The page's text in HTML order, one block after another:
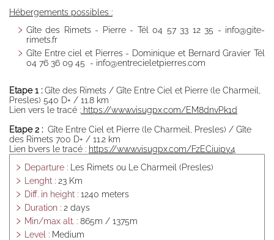
Contact,
Transports en
commun
Map and road
Partners
Gestion éco-
Mentions
Légales,
d'annulation
Yoga, TAi Chi,
Qi Gong,
Singing
courses ...
Hébergements possibles :
Gîte des Rimets - Pierre - Tél 04 57 33 12 35 - info@gite-
rimets.fr
Gîte Entre ciel et Pierres - Dominique et Bernard Gravier Tél
04 76 36 09 45 - info@entrecieletpierres.com
Etape 1 :Gîte des Rimets / Gîte Entre Ciel et Pierre (le Charmeil,
Presles) 540 D+ / 11.8 km
Lien vers le tracé : https://www.visugpx.com/EM8dnvPk1d
Etape 2 :Gîte Entre Ciel et Pierre (le Charmeil, Presles) / Gîte
des Rimets 700 D+ / 11.2 km
Lien bvers le tracé : https://www.visugpx.com/FzECiuipy4
Departure : Les Rimets ou Le Charmeil (Presles)
Lenght : 23 Km
Diff. in height : 1240 meters
Duration : 2 days
Min/max alt. : 865m / 1375m
Level : Medium